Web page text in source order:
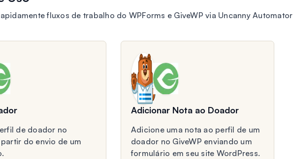
fluxos de trabalho do WPForms e GiveWP via Uncanny Automator
de doador no
partir do envio de um
Adicionar Nota ao Doador
Adicione uma nota ao perfil de um
doador no GiveWP enviando um
formulário em seu site WordPress.